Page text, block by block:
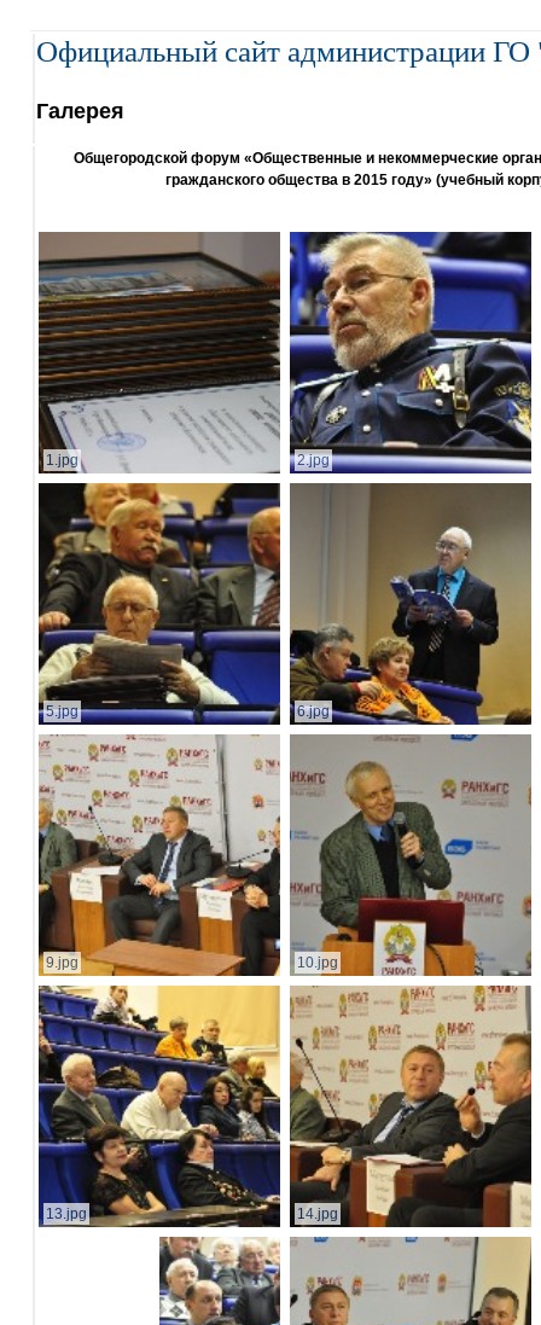
Официальный сайт администрации ГО
Галерея
Общегородской форум «Общественные и некоммерческие
гражданского общества в 2015 году» (учебный
1.jpg 2.jpg
5.jpg 6.jpg
9.jpg 10.jpg
13.jpg 14.jpg